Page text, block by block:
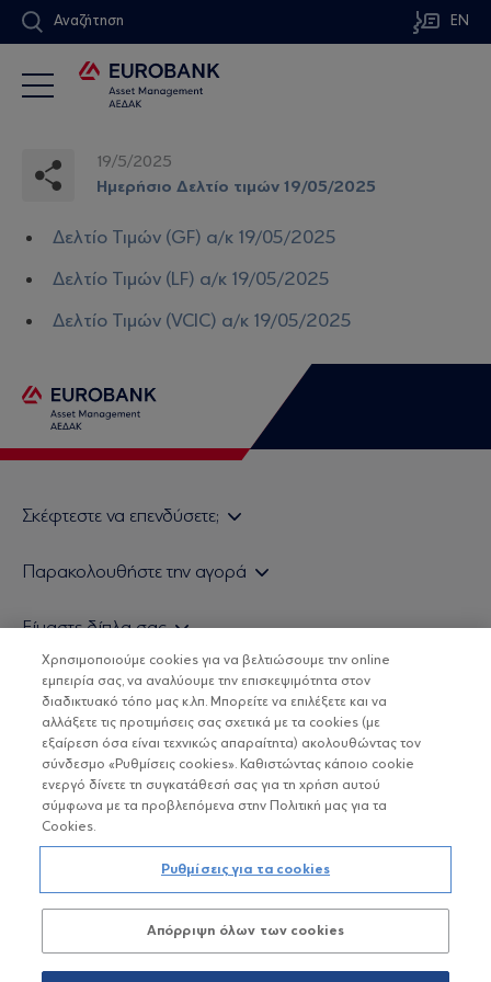
Αναζήτηση EN
19/5/2025
Ημερήσιο Δελτίο τιμών 19/05/2025
Δελτίο Τιμών (GF) α/κ 19/05/2025
Δελτίο Τιμών (LF) α/κ 19/05/2025
Δελτίο Τιμών (VCIC) α/κ 19/05/2025
Σκέφτεστε να επενδύσετε;
Τιμολογιακή Πολιτική
Δείτε τις πολιτικές μας
Βασικές Γνώσεις
Παρακολουθήστε την αγορά
Τα νέα μας
Χρήσιμοι σύνδεσμοι
Είμαστε δίπλα σας
H Eurobank Asset Management ΑΕΔΑΚ
Επενδυτική φιλοσοφία ESG
Πιστοποιημένα στελέχη και συνεργάτες
Αποστολή Βιογραφικών
ΟΙ ΟΣΕΚΑ ΔΕΝ ΕΧΟΥΝ ΕΓΓΥΗΜΕΝΗ ΑΠΟΔΟΣΗ ΚΑΙ ΟΙ
ΠΡΟΗΓΟΥΜΕΝΕΣ ΑΠΟΔΟΣΕΙΣ ΔΕΝ ΔΙΑΣΦΑΛΙΖΟΥΝ ΤΙΣ
ΜΕΛΛΟΝΤΙΚΕΣ
Copyright © Eurobank ΑΕΔΑΚ
Προστασία Προσωπικών Δεδομένων
Όροι χρήσης
Χρησιμοποιούμε cookies για να βελτιώσουμε την online
εμπειρία σας, να αναλύουμε την επισκεψιμότητα στον
διαδικτυακό τόπο μας κ.λπ. Μπορείτε να επιλέξετε και να
αλλάξετε τις προτιμήσεις σας σχετικά με τα cookies (με
εξαίρεση όσα είναι τεχνικώς απαραίτητα) ακολουθώντας τον
σύνδεσμο «Ρυθμίσεις cookies». Καθιστώντας κάποιο cookie
ενεργό δίνετε τη συγκατάθεσή σας για τη χρήση αυτού
σύμφωνα με τα προβλεπόμενα στην Πολιτική μας για τα
Cookies.
Ρυθμίσεις για τα cookies
Απόρριψη όλων των cookies